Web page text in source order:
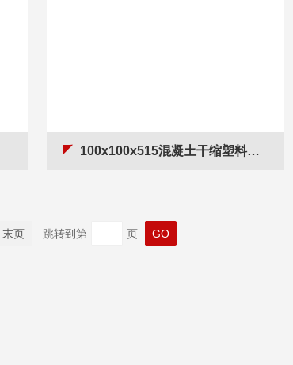
100x100x515混凝土干缩塑料试模
末页 跳转到第 页